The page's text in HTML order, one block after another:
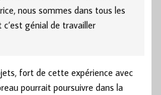
nous sommes dans tous les
génial de travailler
fort de cette expérience avec
pourrait poursuivre dans la